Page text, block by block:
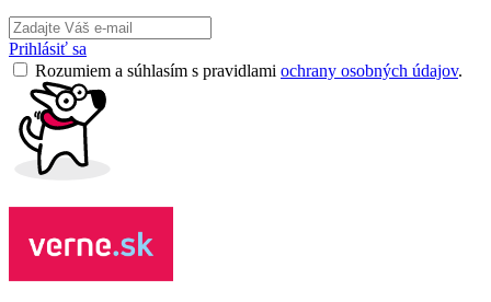
Prihlásiť sa
Rozumiem a súhlasím s pravidlami ochrany osobných údajov.